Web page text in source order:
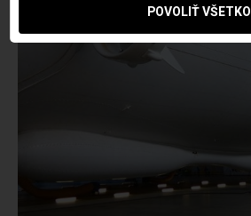
POVOLIŤ VŠETKO